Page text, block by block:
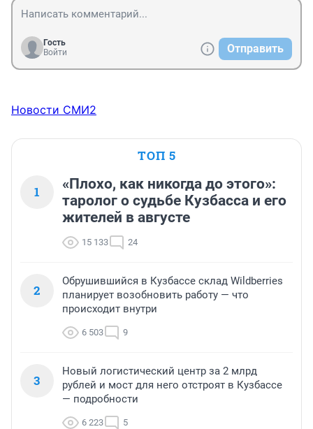
Гость
Войти
Отправить
Новости СМИ2
ТОП 5
1
«Плохо, как никогда до этого»:
таролог о судьбе Кузбасса и его
жителей в августе
15 133 24
2
Обрушившийся в Кузбассе склад Wildberries
планирует возобновить работу — что
происходит внутри
6 503 9
3
Новый логистический центр за 2 млрд
рублей и мост для него отстроят в Кузбассе
— подробности
6 223 5